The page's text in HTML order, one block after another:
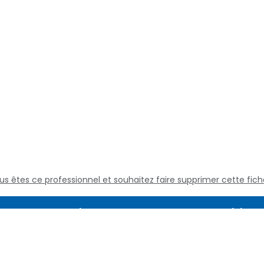
êtes ce professionnel et souhaitez faire supprimer cette
Assistance Juridique